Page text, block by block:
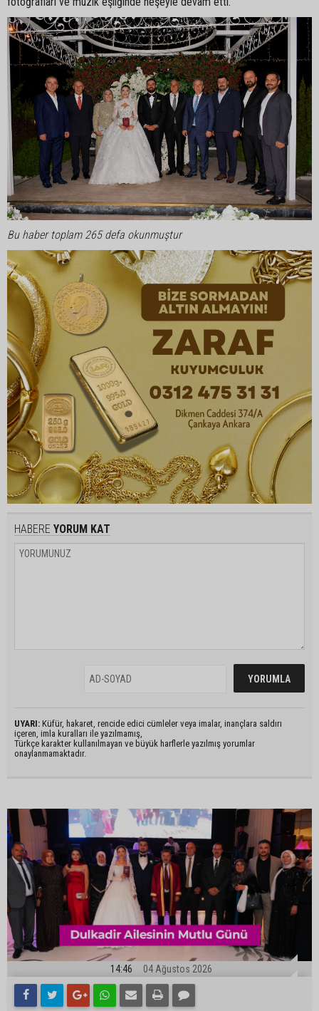
Bu haber toplam 265 defa okunmuştur
HABERE YORUM KAT
UYARI: Küfür, hakaret, rencide edici cümleler veya imalar, inançlara saldırı
içeren, imla kuralları ile yazılmamış,
Türkçe karakter kullanılmayan ve büyük harflerle yazılmış yorumlar
onaylanmamaktadır.
14:46 04 Ağustos 2026